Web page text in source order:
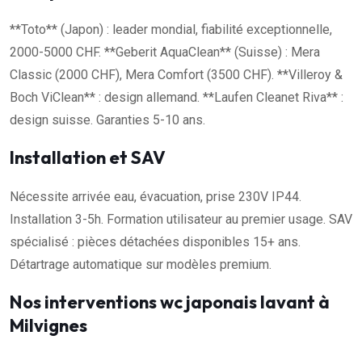
**Toto** (Japon) : leader mondial, fiabilité exceptionnelle,
2000-5000 CHF. **Geberit AquaClean** (Suisse) : Mera
Classic (2000 CHF), Mera Comfort (3500 CHF). **Villeroy &
Boch ViClean** : design allemand. **Laufen Cleanet Riva** :
design suisse. Garanties 5-10 ans.
Installation et SAV
Nécessite arrivée eau, évacuation, prise 230V IP44.
Installation 3-5h. Formation utilisateur au premier usage. SAV
spécialisé : pièces détachées disponibles 15+ ans.
Détartrage automatique sur modèles premium.
Nos interventions wc japonais lavant à
Milvignes